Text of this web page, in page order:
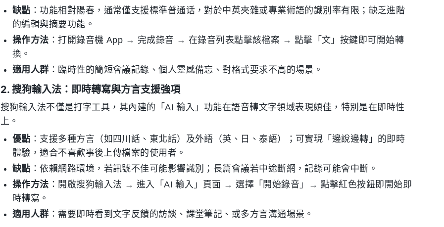
缺點 ：功能相對陽春，通常僅支援標準普通话，對於中英夾雜或專業術語的識別率有限；缺乏進階
的編輯與摘要功能。
操作方法 ：打開錄音機 App → 完成錄音 → 在錄音列表點擊該檔案 → 點擊「文」按鍵即可開始轉
換。
適用人群 ：臨時性的簡短會議記錄、個人靈感備忘、對格式要求不高的場景。
2. 搜狗輸入法：即時轉寫與方言支援強項
搜狗輸入法不僅是打字工具，其內建的「AI 輸入」功能在語音轉文字領域表現頗佳，特別是在即時性
上。
優點 ：支援多種方言（如四川話、東北話）及外語（英、日、泰語）；可實現「邊說邊轉」的即時
體驗，適合不喜歡事後上傳檔案的使用者。
缺點 ：依賴網路環境，若訊號不佳可能影響識別；長篇會議若中途斷網，記錄可能會中斷。
操作方法 ：開啟搜狗輸入法 → 進入「AI 輸入」頁面 → 選擇「開始錄音」→ 點擊紅色按鈕即開始即
時轉寫。
適用人群 ：需要即時看到文字反饋的訪談、課堂筆記、或多方言溝通場景。